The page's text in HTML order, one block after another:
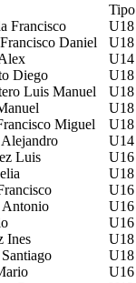
Tipo
Francisco U18
Daniel U18
U14
Diego U18
Luis Manuel U18
U18
Miguel U18
U14
Luis U16
U18
U16
Antonio U16
U16
Ines U18
U18
U16